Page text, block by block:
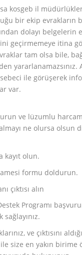
kosgeb il
bir ekip evrakların
dolayı belgelerin
geçirmemeye itina
tam olsa bile,
yararlanamazsınız.
ile görüşerek
var.
ve lüzumlu
ne olursa olsun
kayıt olun.
formu doldurun.
çıktısı alın
Programı
ve çıktısını
size en yakın birime